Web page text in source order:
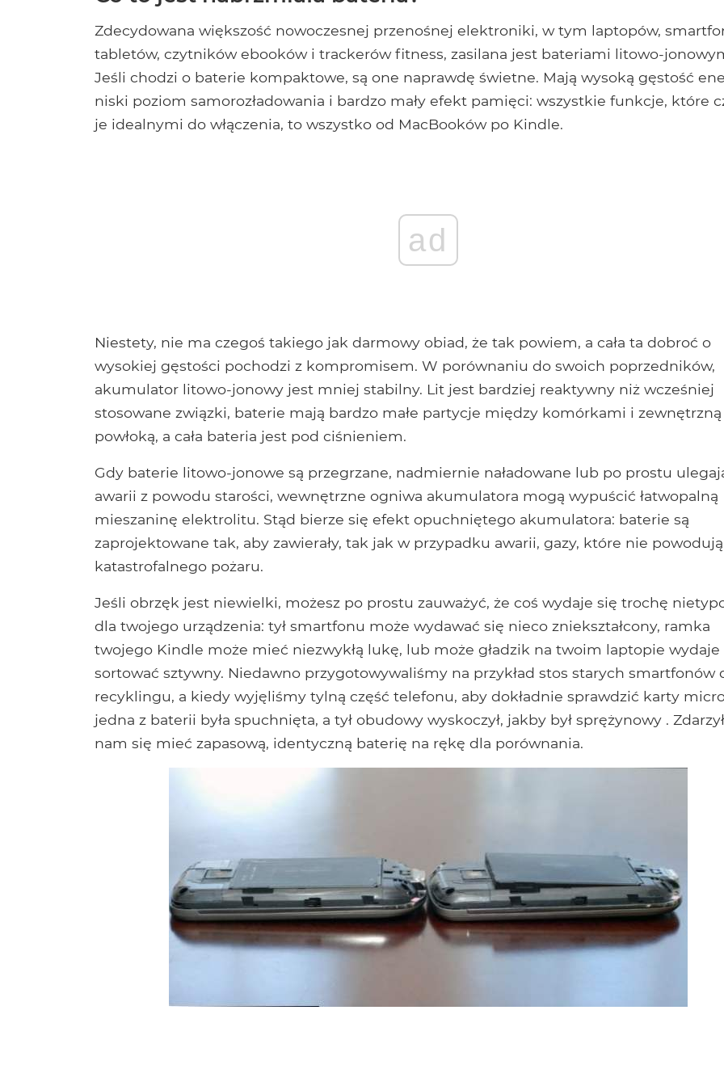
Zdecydowana większość nowoczesnej przenośnej elektroniki, w tym laptopów,
tabletów, czytników ebooków i trackerów fitness, zasilana jest bateriami litowo-
Jeśli chodzi o baterie kompaktowe, są one naprawdę świetne. Mają wysoką gęstość
niski poziom samorozładowania i bardzo mały efekt pamięci: wszystkie funkcje, które
je idealnymi do włączenia, to wszystko od MacBooków po Kindle.
ad
Niestety, nie ma czegoś takiego jak darmowy obiad, że tak powiem, a cała ta dobroć o
wysokiej gęstości pochodzi z kompromisem. W porównaniu do swoich poprzedników,
akumulator litowo-jonowy jest mniej stabilny. Lit jest bardziej reaktywny niż wcześniej
stosowane związki, baterie mają bardzo małe partycje między komórkami i zewnętrzną
powłoką, a cała bateria jest pod ciśnieniem.
Gdy baterie litowo-jonowe są przegrzane, nadmiernie naładowane lub po prostu
awarii z powodu starości, wewnętrzne ogniwa akumulatora mogą wypuścić łatwopalną
mieszaninę elektrolitu. Stąd bierze się efekt opuchniętego akumulatora: baterie są
zaprojektowane tak, aby zawierały, tak jak w przypadku awarii, gazy, które nie powodują
katastrofalnego pożaru.
Jeśli obrzęk jest niewielki, możesz po prostu zauważyć, że coś wydaje się trochę
dla twojego urządzenia: tył smartfonu może wydawać się nieco zniekształcony, ramka
twojego Kindle może mieć niezwykłą lukę, lub może gładzik na twoim laptopie wydaje
sortować sztywny. Niedawno przygotowywaliśmy na przykład stos starych smartfonów
recyklingu, a kiedy wyjęliśmy tylną część telefonu, aby dokładnie sprawdzić karty
jedna z baterii była spuchnięta, a tył obudowy wyskoczył, jakby był sprężynowy .
nam się mieć zapasową, identyczną baterię na rękę dla porównania.